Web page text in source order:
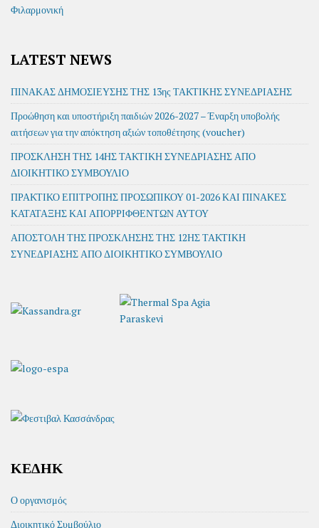
Φιλαρμονική
LATEST NEWS
ΠΙΝΑΚΑΣ ΔΗΜΟΣΙΕΥΣΗΣ ΤΗΣ 13ης ΤΑΚΤΙΚΗΣ ΣΥΝΕΔΡΙΑΣΗΣ
Προώθηση και υποστήριξη παιδιών 2026-2027 – Έναρξη υποβολής
αιτήσεων για την απόκτηση αξιών τοποθέτησης (voucher)
ΠΡΟΣΚΛΗΣΗ ΤΗΣ 14ΗΣ ΤΑΚΤΙΚΗ ΣΥΝΕΔΡΙΑΣΗΣ ΑΠΟ
ΔΙΟΙΚΗΤΙΚΟ ΣΥΜΒΟΥΛΙΟ
ΠΡΑΚΤΙΚΟ ΕΠΙΤΡΟΠΗΣ ΠΡΟΣΩΠΙΚΟΥ 01-2026 ΚΑΙ ΠΙΝΑΚΕΣ
ΚΑΤΑΤΑΞΗΣ ΚΑΙ ΑΠΟΡΡΙΦΘΕΝΤΩΝ ΑΥΤΟΥ
ΑΠΟΣΤΟΛΗ ΤΗΣ ΠΡΟΣΚΛΗΣΗΣ ΤΗΣ 12ΗΣ ΤΑΚΤΙΚΗ
ΣΥΝΕΔΡΙΑΣΗΣ ΑΠΟ ΔΙΟΙΚΗΤΙΚΟ ΣΥΜΒΟΥΛΙΟ
ΚΕΔΗΚ
Ο οργανισμός
Διοικητικό Συμβούλιο